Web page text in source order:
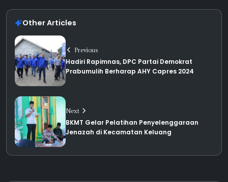
Other Articles
Previous
Hadiri Rapimnas, DPC Partai Demokrat
Prabumulih Berharap AHY Capres 2024
Next
BKMT Gelar Pelatihan Penyelenggaraan
Jenazah di Kecamatan Keluang